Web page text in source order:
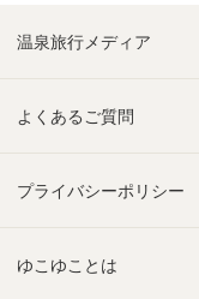
温泉旅行メディア
よくあるご質問
プライバシーポリシー
ゆこゆことは